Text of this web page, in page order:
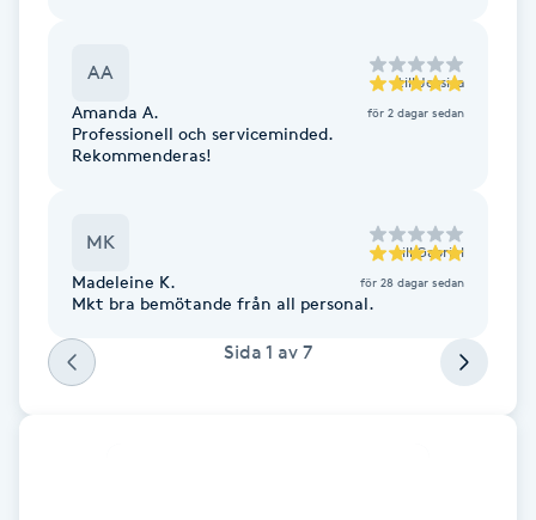
Gruppträning
Gua Sha-massage
Headspa
Healing
AA till Jessica
Amanda A. för 2 dagar sedan
Professionell och serviceminded.
Rekommenderas!
MK till Gabriel
Madeleine K. för 28 dagar sedan
Mkt bra bemötande från all personal.
Sida 1 av 7